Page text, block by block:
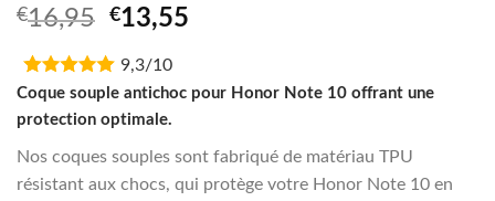
€16,95 Original
was:
€16,95.
€13,55
€13,55.
9,3/10
Coque souple antichoc pour Honor Note 10 offrant une
protection optimale.
Nos coques souples sont fabriqué de matériau TPU
résistant aux chocs, qui protège votre Honor Note 10 en